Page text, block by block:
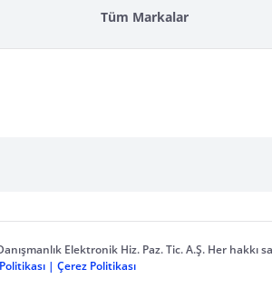
Tüm Markalar
Elektronik Hiz. Paz. Tic. A.Ş. Her hakkı
| Çerez Politikası